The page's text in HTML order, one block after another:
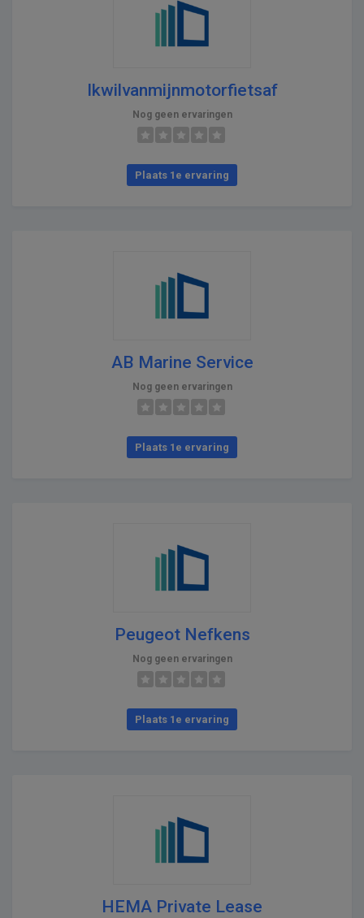
Ikwilvanmijnmotorfietsaf
Nog geen ervaringen
Plaats 1e ervaring
AB Marine Service
Nog geen ervaringen
Plaats 1e ervaring
Peugeot Nefkens
Nog geen ervaringen
Plaats 1e ervaring
HEMA Private Lease